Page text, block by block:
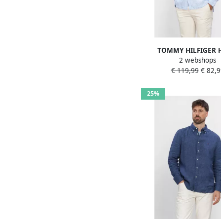
TOMMY HILFIGER
Overhemden Linen
Rf Shirt
2 webshops
€ 119,99€
25%